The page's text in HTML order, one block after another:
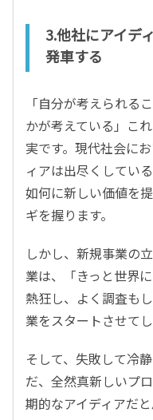
3.他社にアイデ
発車する
「自分が考えられる
かが考えている」こ
実です。現代社会に
ィアは出尽くしてい
如何に新しい価値を
ギを握ります。
しかし、新規事業の
業は、「きっと世界
熱狂し、よく調査も
業をスタートさせてし
そして、失敗して冷
だ、全然真新しいプ
期的なアイディアだ